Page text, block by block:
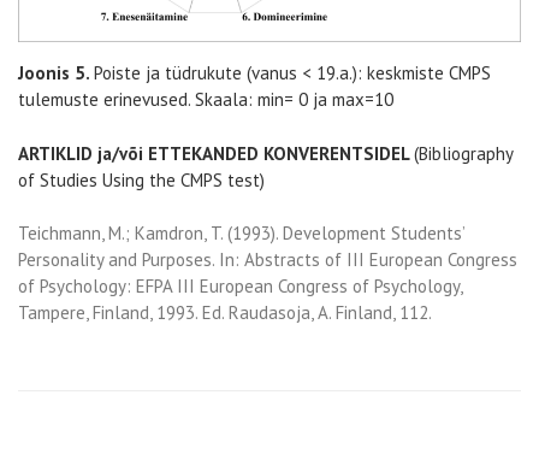
Joonis 5. Poiste ja tüdrukute (vanus < 19.a.): keskmiste CMPS
tulemuste erinevused. Skaala: min= 0 ja max=10
ARTIKLID ja/või ETTEKANDED KONVERENTSIDEL(Bibliography
of Studies Using the CMPS test)
Teichmann, M.; Kamdron, T. (1993). Development Students’
Personality and Purposes. In: Abstracts of III European Congress
of Psychology: EFPA III European Congress of Psychology,
Tampere, Finland, 1993. Ed. Raudasoja, A. Finland, 112.